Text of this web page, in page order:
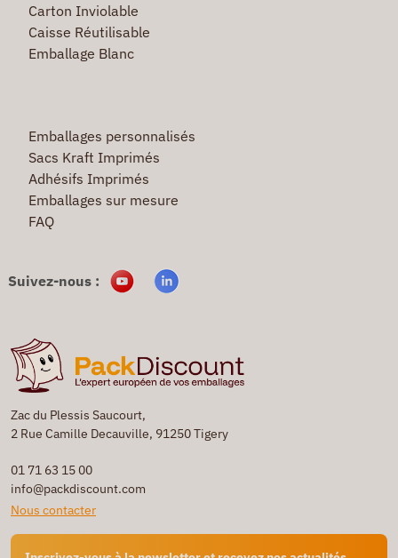
Zac du Plessis Saucourt,
2 Rue Camille Decauville, 91250 Tigery
01 71 63 15 00
info@packdiscount.com
Nous contacter
Carton Inviolable
Caisse Réutilisable
Emballage Blanc
Emballages personnalisés
Sacs Kraft Imprimés
Adhésifs Imprimés
Emballages sur mesure
FAQ
Suivez-nous :